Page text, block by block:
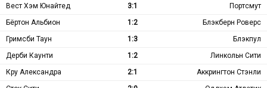
Вест Хэм Юнайтед
3:1
Портсмут
Бёртон Альбион
1:2
Блэкберн Роверс
Гримсби Таун
1:3
Блэкпул
Дерби Каунти
1:2
Линкольн Сити
Кру Александра
2:1
Аккрингтон Стэнли